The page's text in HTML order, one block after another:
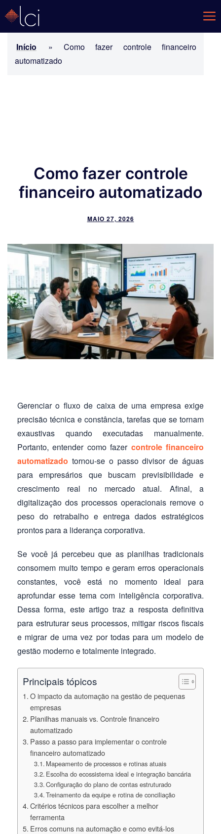
Início » Como fazer controle financeiro
automatizado
Como fazer controle
financeiro automatizado
MAIO 27, 2026
Gerenciar o fluxo de caixa de uma empresa exige
precisão técnica e constância, tarefas que se tornam
exaustivas quando executadas manualmente.
Portanto, entender como fazer controle financeiro
automatizado tornou-se o passo divisor de águas
para empresários que buscam previsibilidade e
crescimento real no mercado atual. Afinal, a
digitalização dos processos operacionais remove o
peso do retrabalho e entrega dados estratégicos
prontos para a liderança corporativa.
Se você já percebeu que as planilhas tradicionais
consomem muito tempo e geram erros operacionais
constantes, você está no momento ideal para
aprofundar esse tema com inteligência corporativa.
Dessa forma, este artigo traz a resposta definitiva
para estruturar seus processos, mitigar riscos fiscais
e migrar de uma vez por todas para um modelo de
gestão moderno e totalmente integrado.
Principais tópicos
O impacto da automação na gestão de pequenas
empresas
Planilhas manuais vs. Controle financeiro
automatizado
Passo a passo para implementar o controle
financeiro automatizado
Mapeamento de processos e rotinas atuais
Escolha do ecossistema ideal e integração bancária
Configuração do plano de contas estruturado
Treinamento da equipe e rotina de conciliação
Critérios técnicos para escolher a melhor
ferramenta
Erros comuns na automação e como evitá-los